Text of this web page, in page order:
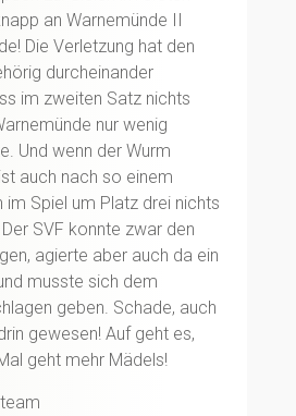
an Warnemünde II
Die Verletzung hat den
durcheinander
im zweiten Satz nichts
nur wenig
Und wenn der Wurm
auch nach so einem
im Spiel um Platz drei nichts
SVF konnte zwar den
agierte aber auch da ein
musste sich dem
geben. Schade, auch
gewesen! Auf geht es,
geht mehr Mädels!